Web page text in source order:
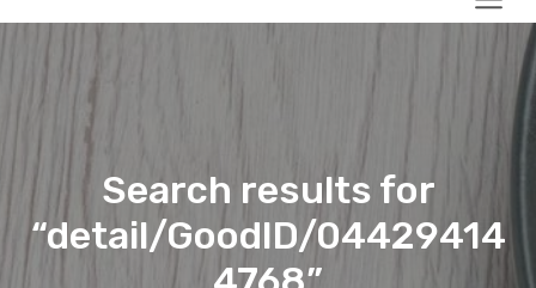
Search results for
“detail/GoodID/04429414